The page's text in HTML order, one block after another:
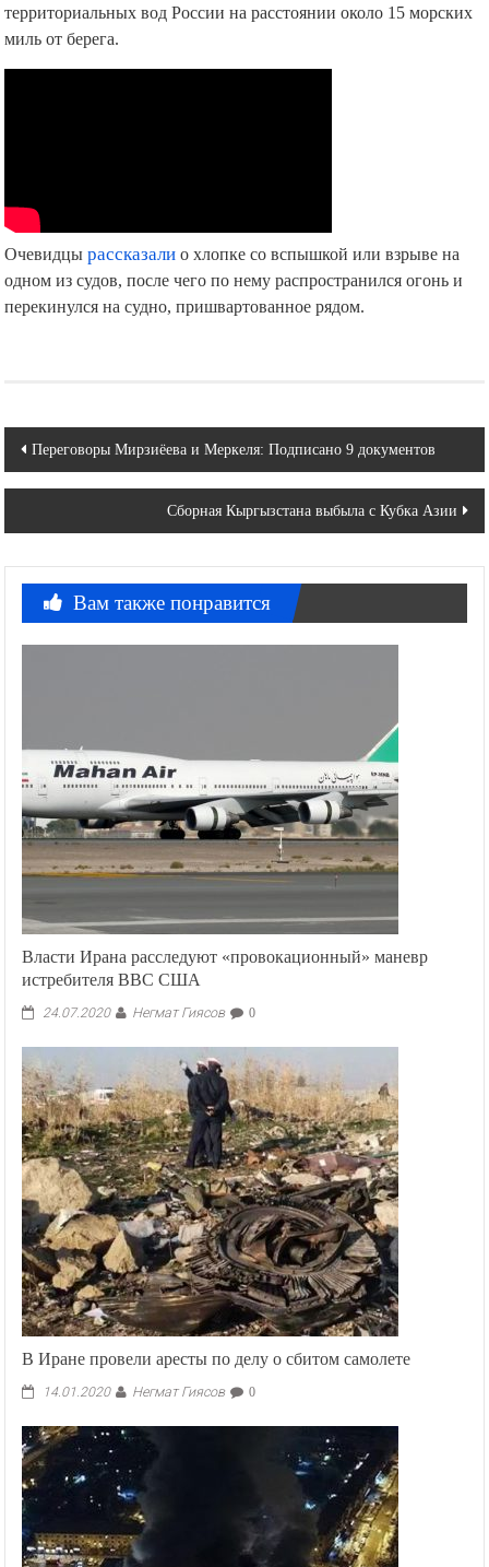
территориальных вод России на расстоянии около 15 морских
миль от берега.
Очевидцырассказалио хлопке со вспышкой или взрыве на
одном из судов, после чего по нему распространился огонь и
перекинулся на судно, пришвартованное рядом.
Навигация
по
Переговоры Мирзиёева и Меркеля: Подписано 9 документов
Сборная Кыргызстана выбыла с Кубка Азии
Вам также понравится
Власти Ирана расследуют «провокационный» маневр
истребителя ВВС США
24.07.2020 Негмат Гиясов 0
В Иране провели аресты по делу о сбитом самолете
14.01.2020 Негмат Гиясов 0